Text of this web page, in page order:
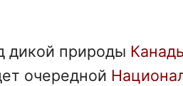
дикой природы
очередной